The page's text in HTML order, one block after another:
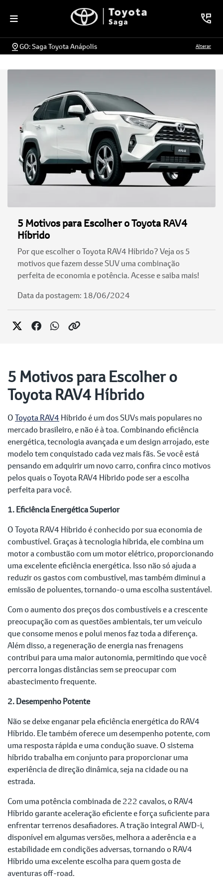
GO: Saga Toyota Anápolis Alterar
5 Motivos para Escolher o Toyota RAV4
Híbrido
Por que escolher o Toyota RAV4 Híbrido? Veja os 5
motivos que fazem desse SUV uma combinação
perfeita de economia e potência. Acesse e saiba mais!
Data da postagem: 18/06/2024
5 Motivos para Escolher o
Toyota RAV4 Híbrido
OToyota RAV4 Híbrido é um dos SUVs mais populares no
mercado brasileiro, e não é à toa. Combinando eficiência
energética, tecnologia avançada e um design arrojado, este
modelo tem conquistado cada vez mais fãs. Se você está
pensando em adquirir um novo carro, confira cinco motivos
pelos quais o Toyota RAV4 Híbrido pode ser a escolha
perfeita para você.
1. Eficiência Energética Superior
O Toyota RAV4 Híbrido é conhecido por sua economia de
combustível. Graças à tecnologia híbrida, ele combina um
motor a combustão com um motor elétrico, proporcionando
uma excelente eficiência energética. Isso não só ajuda a
reduzir os gastos com combustível, mas também diminui a
emissão de poluentes, tornando-o uma escolha sustentável.
Com o aumento dos preços dos combustíveis e a crescente
preocupação com as questões ambientais, ter um veículo
que consome menos e polui menos faz toda a diferença.
Além disso, a regeneração de energia nas frenagens
contribui para uma maior autonomia, permitindo que você
percorra longas distâncias sem se preocupar com
abastecimento frequente.
2. Desempenho Potente
Não se deixe enganar pela eficiência energética do RAV4
Híbrido. Ele também oferece um desempenho potente, com
uma resposta rápida e uma condução suave. O sistema
híbrido trabalha em conjunto para proporcionar uma
experiência de direção dinâmica, seja na cidade ou na
estrada.
Com uma potência combinada de 222 cavalos, o RAV4
Híbrido garante aceleração eficiente e força suficiente para
enfrentar terrenos desafiadores. A tração integral AWD-i,
disponível em algumas versões, melhora a aderência e a
estabilidade em condições adversas, tornando o RAV4
Híbrido uma excelente escolha para quem gosta de
aventuras off-road.